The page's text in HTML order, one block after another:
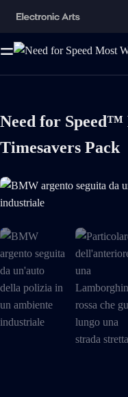
Need for
Timesavers Pack
BMW argento seguita da